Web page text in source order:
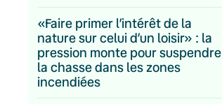
«Faire primer l’intérêt de la
nature sur celui d’un loisir» : la
pression monte pour suspendre
la chasse dans les zones
incendiées